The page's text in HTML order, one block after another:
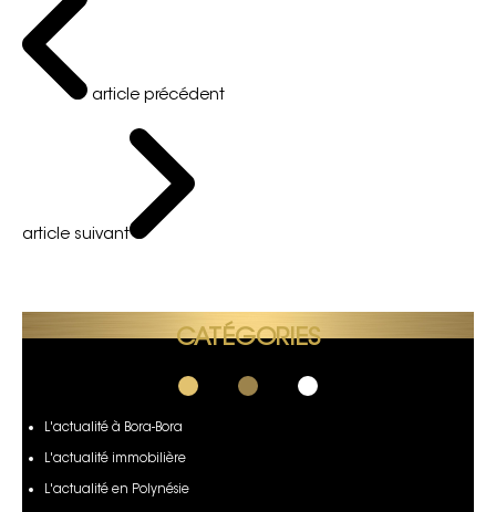
article précédent
article suivant
CATÉGORIES
L'actualité à Bora-Bora
L'actualité immobilière
L'actualité en Polynésie